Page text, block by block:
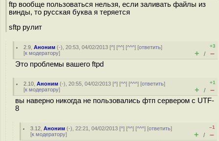
ftp вообще пользоваться нельзя, если заливать файлы из
винды, то русская буква я теряется
sftp рулит
2.9 ,Аноним (-), 20:53, 04/02/2013 [^] [^^] [^^^] [ответить]
[к модератору]
+3
+ / –
Это проблемы вашего ftpd
2.10 ,Аноним (-), 20:55, 04/02/2013 [^] [^^] [^^^] [ответить]
[к модератору]
+1
+ / –
вы наверно никогда не пользовались фтп сервером с UTF-
8
3.12 ,Аноним (-), 22:21, 04/02/2013 [^] [^^] [^^^] [ответить]
[к модератору]
–1
+ / –